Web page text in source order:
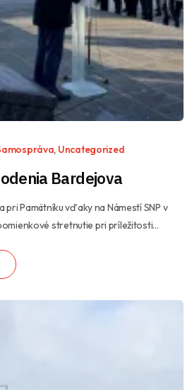
, Uncategorized
Bardejova
pri Pamätníku vďaky na Námestí SNP v
stretnutie pri príležitosti...